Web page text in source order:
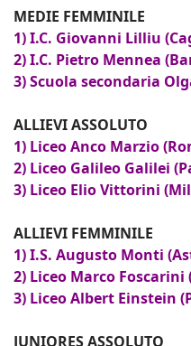
MEDIE FEMMINILE
1) I.C. Giovanni Lilliu
2) I.C. Pietro Mennea
3) Scuola secondaria
ALLIEVI ASSOLUTO
1) Liceo Anco Marzio
2) Liceo Galileo Galilei
3) Liceo Elio Vittorini
ALLIEVI FEMMINILE
1) I.S. Augusto Monti
2) Liceo Marco Foscarini
3) Liceo Albert Einstein
JUNIORES ASSOLUTO